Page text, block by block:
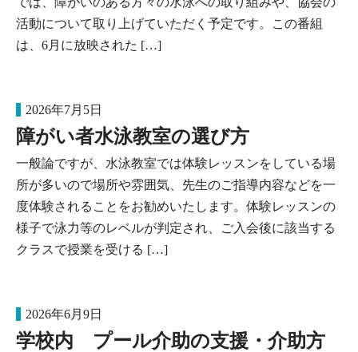
活動について取り上げていただく予定です。この番組
は、6月に放映された […]
2026年7月5日
障がい者水泳教室の選び方
一般論ですが、水泳教室では体験レッスンをしている場
所が多いので場所や雰囲気、先生のご指導内容などを一
度体験されることをお勧めいたします。体験レッスンの
様子で泳力等のレベルが判定され、ご入会後に該当する
クラスで授業を受ける […]
2026年6月9日
学校内 プール介助の支援・介助方